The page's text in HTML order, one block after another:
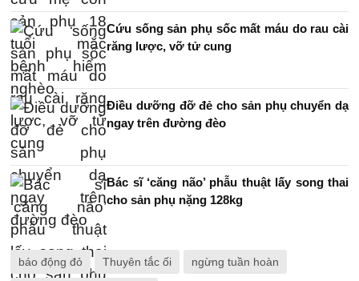
Cứu sống sản phụ sốc mất máu do rau cài
răng lược, vỡ tử cung
Điều dưỡng đỡ đẻ cho sản phụ chuyển dạ
ngay trên đường đèo
Bác sĩ ‘căng não’ phẫu thuật lấy song thai
cho sản phụ nặng 128kg
báo động đỏ Thuyên tắc ối ngừng tuần hoàn